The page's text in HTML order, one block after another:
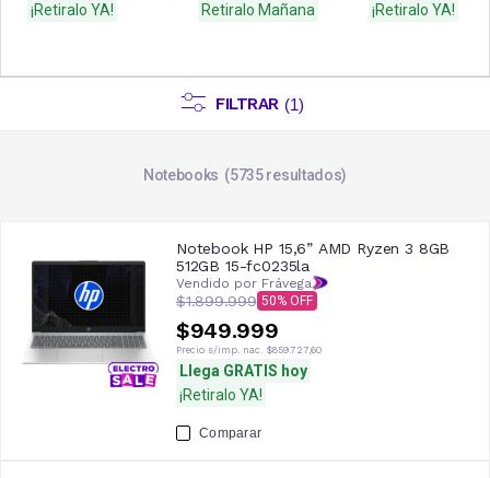
¡Retiralo YA!
Retiralo Mañana
¡Retiralo YA!
FILTRAR (1)
Notebooks 5735resultados
Notebook HP 15,6” AMD Ryzen 3 8GB
512GB 15-fc0235la
Vendido por Frávega
$1.899.999 50
$949.999
Precio s/imp. nac. $859.727,60
Llega GRATIS hoy
¡Retiralo YA!
Comparar